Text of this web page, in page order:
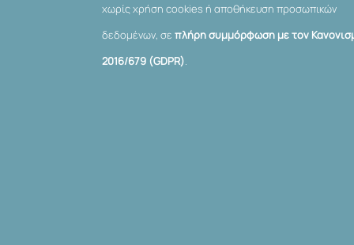
χωρίς χρήση cookies ή αποθήκευση προσωπικών
δεδομένων, σεπλήρη συμμόρφωση με τον
2016/679 (GDPR).